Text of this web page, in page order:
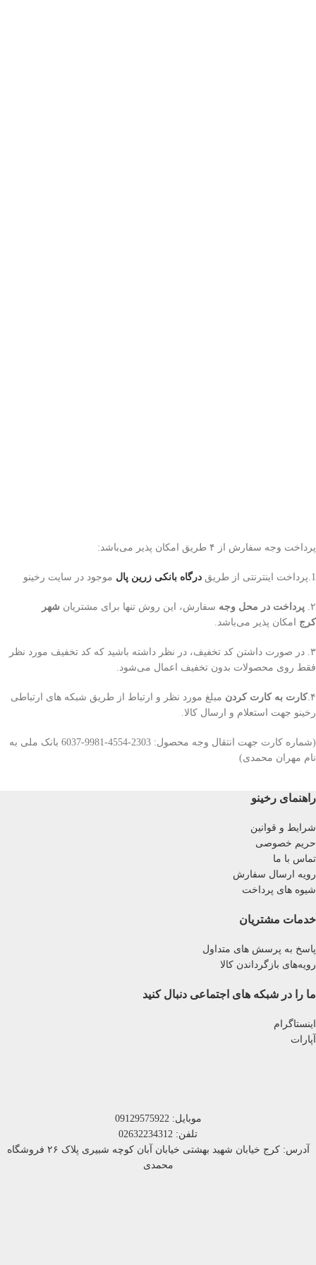
پرداخت وجه سفارش از ۴ طریق امکان پذیر می‌باشد:
1.پرداخت اینترنتی از طریق درگاه‌ بانکی زرین پال موجود در سایت رخینو
۲. پرداخت در محل وجه سفارش، این روش تنها برای مشتریان شهر
کرج امکان پذیر می‌باشد.
۳. در صورت داشتن کد تخفیف، در نظر داشته باشید که کد تخفیف مورد نظر
فقط روی محصولات بدون تخفیف اعمال می‌شود.
۴. کارت به کارت کردن مبلغ مورد نظر و ارتباط از طریق شبکه های ارتباطی
رخینو جهت استعلام و ارسال کالا.
(شماره کارت جهت انتقال وجه محصول: 2303-4554-9981-6037 بانک ملی به
نام مهران محمدی)
راهنمای رخینو
شرایط و قوانین
حریم خصوصی
تماس با ما
رویه ارسال سفارش
شیوه های پرداخت
خدمات مشتریان
پاسخ به پرسش های متداول
رویه‌های بازگرداندن کالا
ما را در شبکه های اجتماعی دنبال کنید
اینستاگرام
آپارات
موبایل: 09129575922
تلفن: 02632234312
آدرس: کرج خیابان شهید بهشتی خیابان آبان کوچه شبیری پلاک ۲۶ فروشگاه
محمدی